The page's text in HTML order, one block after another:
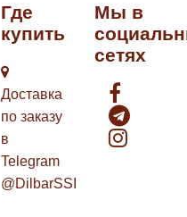
Где
купить
Доставка
по заказу
в
Telegram
@DilbarSSI
Мы в
сетях